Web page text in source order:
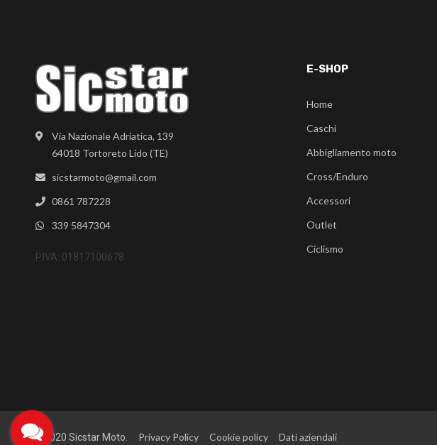
Via Nazionale Adriatica, 139
64018 Tortoreto Lido (TE)
sicstarmoto@gmail.com
0861 787228
339 5847304
P.IVA: 01817100678
E-SHOP
Home
Caschi
Abbigliamento moto
Cross/Enduro
Accessori
Outlet
Ciclismo
©2020 Sicstar Moto. Privacy Policy Cookie policy Dati aziendali